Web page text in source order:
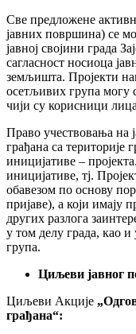
Све предложене
јавних површина) се
јавној својини града
сагласност носиоца
земљишта. Пројекти
осетљивих група могу
чији су корисници
Право учествовања на
грађана са територије
иницијативе –
иницијативе, тј.
обавезом по основу
пријаве), а који имају
других разлога
у том делу града, као
група.
Циљеви јавног
Циљеви Акције
грађана“: